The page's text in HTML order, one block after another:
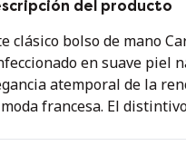
del producto
clásico bolso de mano
en suave piel
atemporal de la
francesa. El